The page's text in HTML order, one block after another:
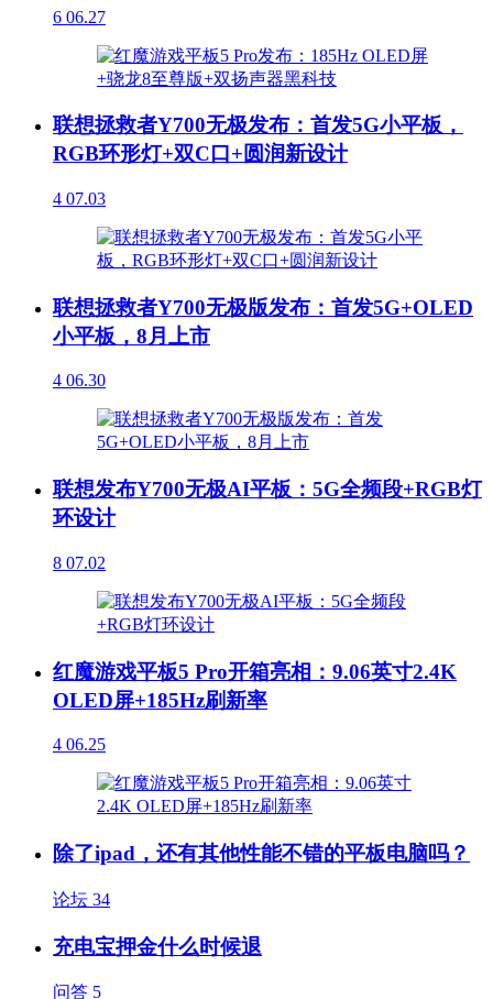
6 06.27
联想拯救者Y700无极发布：首发5G小平板，
RGB环形灯+双C口+圆润新设计
4 07.03
联想拯救者Y700无极版发布：首发5G+OLED
小平板，8月上市
4 06.30
联想发布Y700无极AI平板：5G全频段+RGB灯
环设计
8 07.02
红魔游戏平板5 Pro开箱亮相：9.06英寸2.4K
OLED屏+185Hz刷新率
4 06.25
除了ipad，还有其他性能不错的平板电脑吗？
论坛 34
充电宝押金什么时候退
问答 5